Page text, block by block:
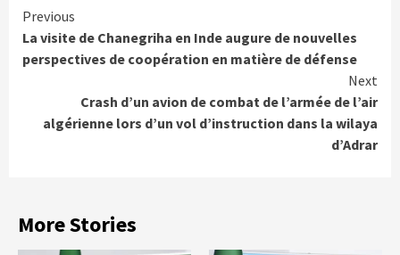
Continue
Reading
Previous
La visite de Chanegriha en Inde augure de nouvelles
perspectives de coopération en matière de défense
Next
Crash d’un avion de combat de l’armée de l’air
algérienne lors d’un vol d’instruction dans la wilaya
d’Adrar
More Stories